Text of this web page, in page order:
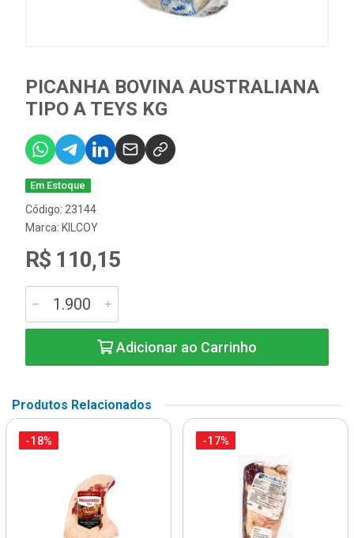
PICANHA BOVINA AUSTRALIANA
TIPO A TEYS KG
Em Estoque
Código: 23144
Marca: KILCOY
R$ 110,15
Adicionar ao Carrinho
Produtos Relacionados
-18% -17%